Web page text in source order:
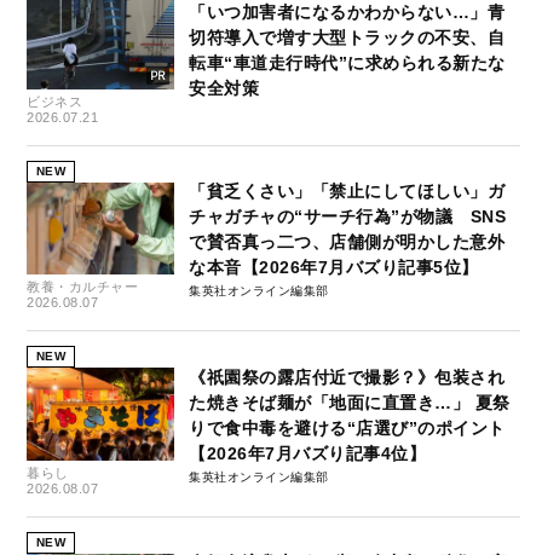
ビジネス
2026.07.21
「いつ加害者になるかわからない…」青
切符導入で増す大型トラックの不安、自
転車“車道走行時代”に求められる新たな
安全対策
NEW
教養・カルチャー
2026.08.07
「貧乏くさい」「禁止にしてほしい」ガ
チャガチャの“サーチ行為”が物議 SNS
で賛否真っ二つ、店舗側が明かした意外
な本音【2026年7月バズり記事5位】
集英社オンライン編集部
NEW
暮らし
2026.08.07
《祇園祭の露店付近で撮影？》包装され
た焼きそば麺が「地面に直置き…」 夏祭
りで食中毒を避ける“店選び”のポイント
【2026年7月バズり記事4位】
集英社オンライン編集部
NEW